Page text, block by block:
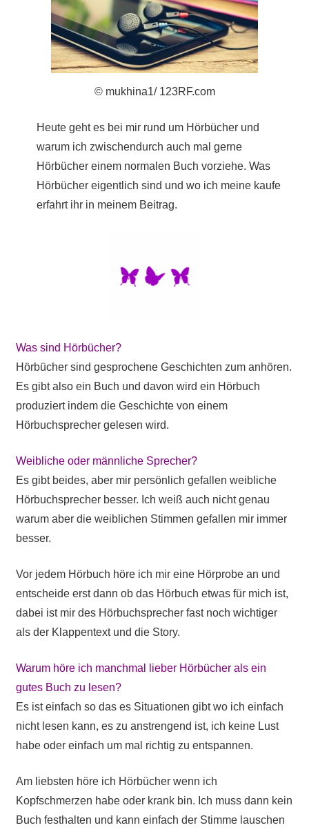
© mukhina1/ 123RF.com
Heute geht es bei mir rund um Hörbücher und
warum ich zwischendurch auch mal gerne
Hörbücher einem normalen Buch vorziehe. Was
Hörbücher eigentlich sind und wo ich meine kaufe
erfahrt ihr in meinem Beitrag.
Was sind Hörbücher?
Hörbücher sind gesprochene Geschichten zum anhören.
Es gibt also ein Buch und davon wird ein Hörbuch
produziert indem die Geschichte von einem
Hörbuchsprecher gelesen wird.
Weibliche oder männliche Sprecher?
Es gibt beides, aber mir persönlich gefallen weibliche
Hörbuchsprecher besser. Ich weiß auch nicht genau
warum aber die weiblichen Stimmen gefallen mir immer
besser.
Vor jedem Hörbuch höre ich mir eine Hörprobe an und
entscheide erst dann ob das Hörbuch etwas für mich ist,
dabei ist mir des Hörbuchsprecher fast noch wichtiger
als der Klappentext und die Story.
Warum höre ich manchmal lieber Hörbücher als ein
gutes Buch zu lesen?
Es ist einfach so das es Situationen gibt wo ich einfach
nicht lesen kann, es zu anstrengend ist, ich keine Lust
habe oder einfach um mal richtig zu entspannen.
Am liebsten höre ich Hörbücher wenn ich
Kopfschmerzen habe oder krank bin. Ich muss dann kein
Buch festhalten und kann einfach der Stimme lauschen